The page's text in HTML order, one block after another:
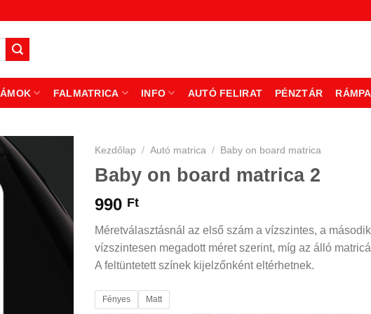
FALMATRICA INFO AUTÓ FELIRAT PÉNZTÁR
Kezdőlap / Autó matrica / Baby on board matrica
Baby on board matrica 2
990 Ft
Méretválasztásnál az első szám a vízszintes, a
vízszintesen megadott méret szerint, míg az álló
A feltüntetett színek kijelzőnként eltérhetnek.
Fényes Matt